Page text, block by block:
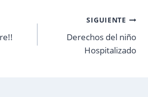
SIGUIENTE
Derechos del niño
Hospitalizado